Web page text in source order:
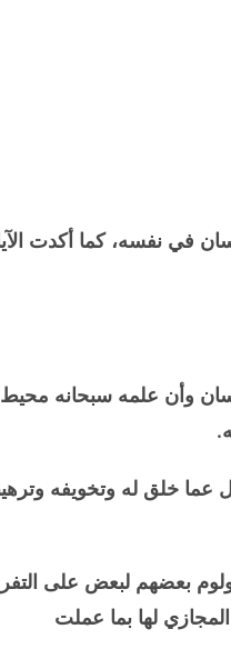
في نفسه، كما أكدت
وأن علمه سبحانه
عما خلق له وتخويفه
بعضهم لبعض على
لها بما عملت